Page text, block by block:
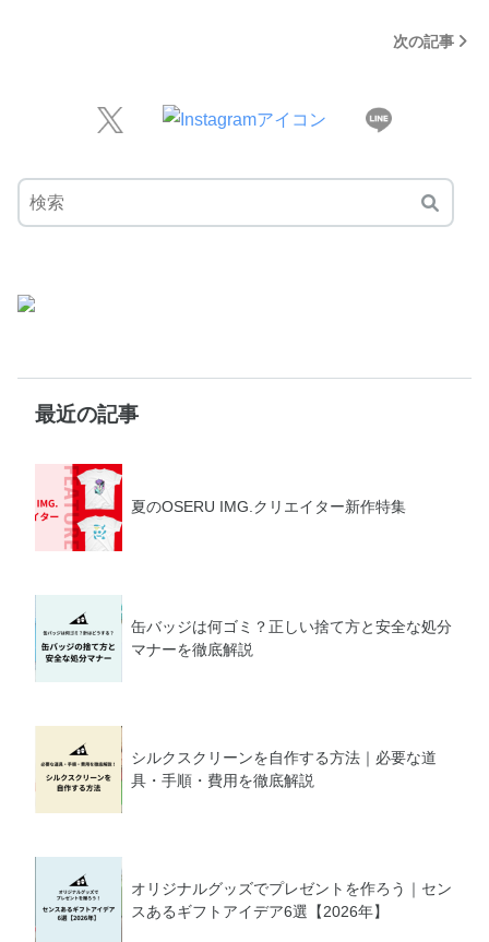
次の記事
最近の記事
夏のOSERU IMG.クリエイター新作特集
缶バッジは何ゴミ？正しい捨て方と安全な処分
マナーを徹底解説
シルクスクリーンを自作する方法｜必要な道
具・手順・費用を徹底解説
オリジナルグッズでプレゼントを作ろう｜セン
スあるギフトアイデア6選【2026年】